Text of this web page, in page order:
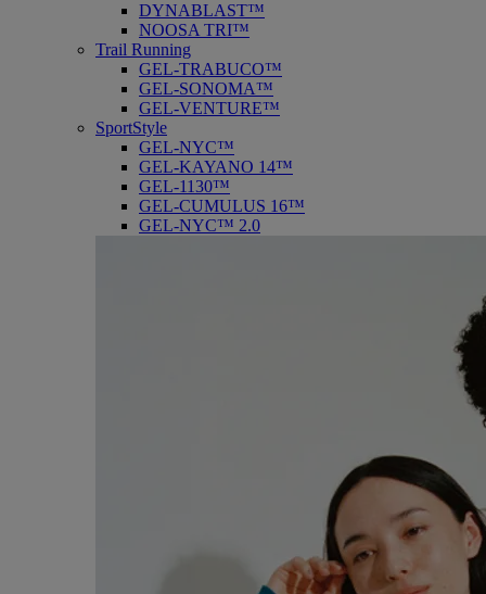
DYNABLAST™
NOOSA TRI™
Trail Running
GEL-TRABUCO™
GEL-SONOMA™
GEL-VENTURE™
SportStyle
GEL-NYC™
GEL-KAYANO 14™
GEL-1130™
GEL-CUMULUS 16™
GEL-NYC™ 2.0